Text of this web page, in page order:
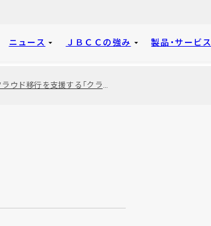
ニュース ＪＢＣＣの強み 製品・サービス